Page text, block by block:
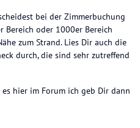
bei der Zimmerbuchung
Bereich oder 1000er Bereich
zum Strand. Lies Dir auch die
durch, die sind sehr zutreffend
hier im Forum ich geb Dir dann